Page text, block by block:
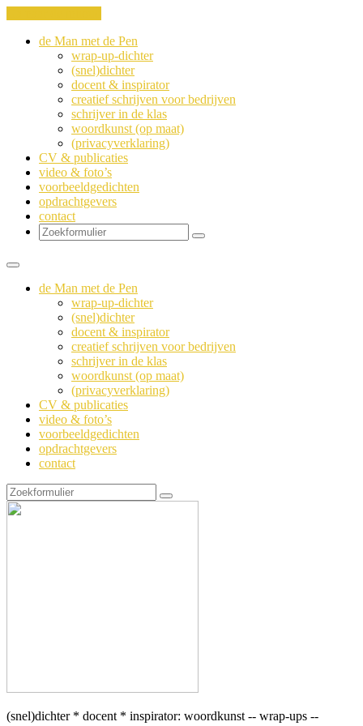
de Man met de Pen
wrap-up-dichter
(snel)dichter
docent & inspirator
creatief schrijven voor bedrijven
schrijver in de klas
woordkunst (op maat)
(privacyverklaring)
CV & publicaties
video & foto’s
voorbeeldgedichten
opdrachtgevers
contact
Zoeken
de Man met de Pen
wrap-up-dichter
(snel)dichter
docent & inspirator
creatief schrijven voor bedrijven
schrijver in de klas
woordkunst (op maat)
(privacyverklaring)
CV & publicaties
video & foto’s
voorbeeldgedichten
opdrachtgevers
contact
Zoeken
(snel)dichter * docent * inspirator: woordkunst -- wrap-ups --